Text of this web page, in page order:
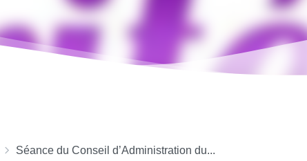
Séance du Conseil d’Administration du...